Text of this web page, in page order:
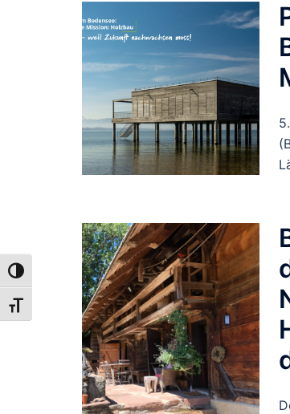
UMSCHALTEN AUF HOHE KONTRASTE
SCHRIFT VERGRÖSSERN